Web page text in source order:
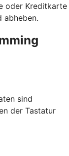
oder Kreditkarte
abheben.
sind
der Tastatur